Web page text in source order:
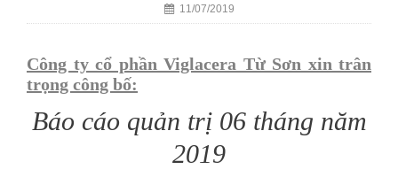
11/07/2019
Công ty cổ phần Viglacera Từ Sơn xin trân
trọng công bố:
Báo cáo quản trị 06 tháng năm
2019